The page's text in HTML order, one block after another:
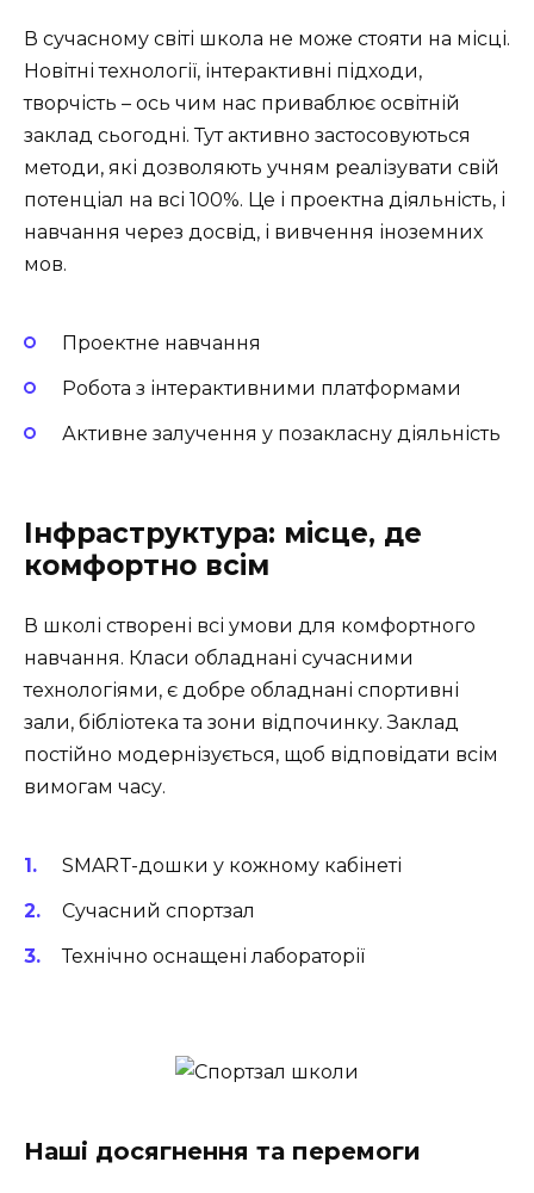
В сучасному світі школа не може стояти на місці.
Новітні технології, інтерактивні підходи,
творчість – ось чим нас приваблює освітній
заклад сьогодні. Тут активно застосовуються
методи, які дозволяють учням реалізувати свій
потенціал на всі 100%. Це і проектна діяльність, і
навчання через досвід, і вивчення іноземних
мов.
Проектне навчання
Робота з інтерактивними платформами
Активне залучення у позакласну діяльність
Інфраструктура: місце, де
комфортно всім
В школі створені всі умови для комфортного
навчання. Класи обладнані сучасними
технологіями, є добре обладнані спортивні
зали, бібліотека та зони відпочинку. Заклад
постійно модернізується, щоб відповідати всім
вимогам часу.
SMART-дошки у кожному кабінеті
Сучасний спортзал
Технічно оснащені лабораторії
Наші досягнення та перемоги